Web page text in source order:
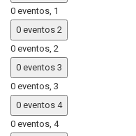
0 eventos, 1
0 eventos 2
0 eventos, 2
0 eventos 3
0 eventos, 3
0 eventos 4
0 eventos, 4